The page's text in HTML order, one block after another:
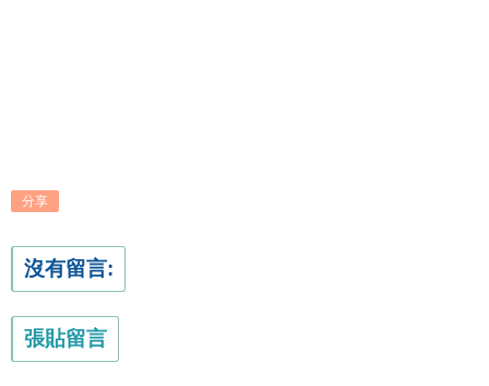
分享
沒有留言:
張貼留言